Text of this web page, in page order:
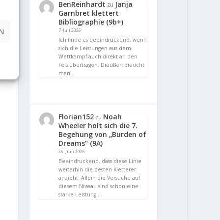
BenReinhardt zu Janja
Garnbret klettert
Bibliographie (9b+)
7. Juli 2026
Ich finde es beeindruckend, wenn
sich die Leistungen aus dem
Wettkampf auch direkt an den
Fels übertragen. Draußen braucht
man…
Florian152 zu Noah
Wheeler holt sich die 7.
Begehung von „Burden of
Dreams“ (9A)
26. Juni 2026
Beeindruckend, dass diese Linie
weiterhin die besten Kletterer
anzieht. Allein die Versuche auf
diesem Niveau sind schon eine
starke Leistung.…